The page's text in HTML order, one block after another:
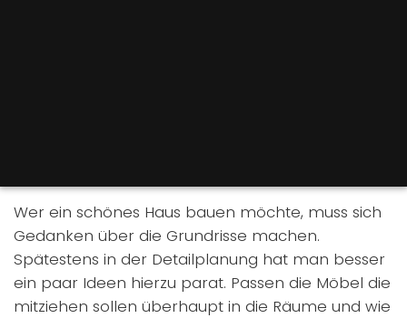
Wer ein schönes Haus bauen möchte, muss sich
Gedanken über die Grundrisse machen.
Spätestens in der Detailplanung hat man besser
ein paar Ideen hierzu parat. Passen die Möbel die
mitziehen sollen überhaupt in die Räume und wie